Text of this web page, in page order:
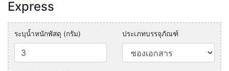
Express
ระบุน้ำหนักพัสดุ (กรัม) ประเภทบรรจุภัณฑ์